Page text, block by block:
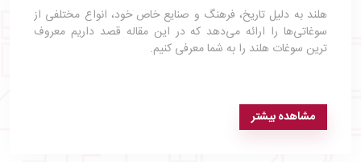
هلند به دلیل تاریخ، فرهنگ و صنایع خاص خود، انواع مختلفی از
سوغاتی‌ها را ارائه می‌دهد که در این مقاله قصد داریم معروف
ترین سوغات هلند را به شما معرفی کنیم.
مشاهده بیشتر